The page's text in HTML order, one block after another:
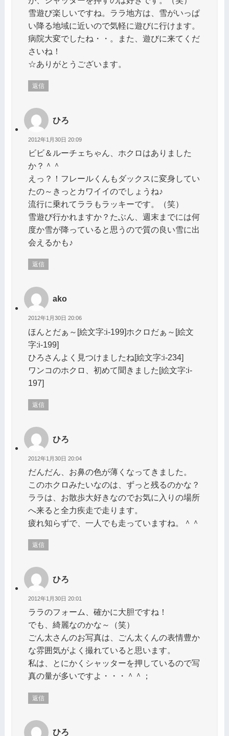
雪遊び楽しいですね。ララ地方は、雪がいっぱ
い降る地域に近いので気軽に遊びに行けます。
病院大変でしたね・・。また、遊びに来てくだ
さいね！
☆ありがとうございます。
返信
ひろ
2012年1月30日 20:09
ビビ＆ルーチェちゃん、ホクロはありました
か？＾＾
えっ？！フレールくんもダックスに変身してい
たの～きっとカワイイのでしょうね♪
流行に乗れてララもラッキーです。（笑）
雪遊び行かれますか？たぶん、週末までには何
度か雪が降っていると思うので質の良い雪に出
会えるかも♪
返信
ako
2012年1月30日 20:06
ほんとだぁ～[絵文字:i-199]ホクロだぁ～[絵文
字:i-199]
ひろさんよく見つけましたね[絵文字:i-234]
ワンコのホクロ、初めて聞きました[絵文字:i-
197]
返信
ひろ
2012年1月30日 20:04
だんだん、お鼻の色が薄くなってきました。
このホクロみたいなのは、ずっと残るのかな？
ララは、お散歩大好きなのでお気に入りの場所
へ来ると全力疾走で走ります。
疲れ知らずで、一人でも走っていますね。＾＾
返信
ひろ
2012年1月30日 20:01
ララのフォーム、確かに大胆ですね！
でも、綺麗なのかな～（笑）
ごん太さんのお写真は、ごん太くんの表情豊か
な雰囲気がよく撮れていると思います。
私は、とにかくシャッターを押しているので写
真の量が多いですよ・・・＾＾；
返信
ひろ